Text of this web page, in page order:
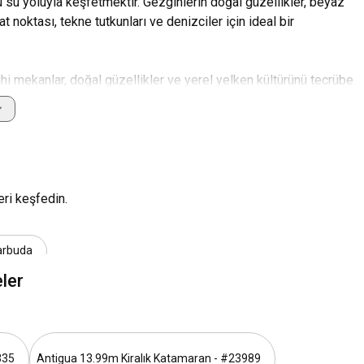
noktası, tekne tutkunları ve denizciler için ideal bir
mekanlar, doğal güzellikler ve yerel yelken kültürünü tecrübe
manzaralarını ve sunduğu çeşitli aktiviteleri özel bir
tekne kiralamaya dair başlıca ipuçları ve tavsiyeleri
etkinlikleri denemeyi planlıyor olun, tekne turu her daim sıra dışı
keşfedin.
Antigua 13.99m Kiralık Katamaran - #23989